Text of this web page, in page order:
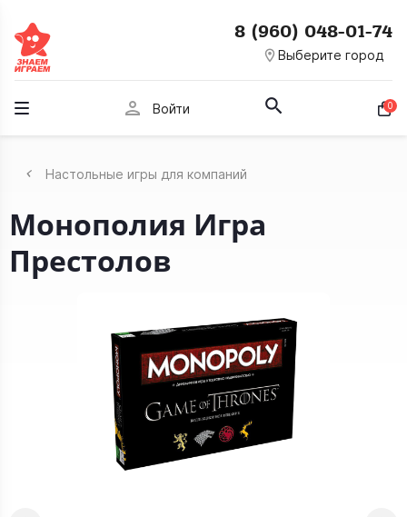
room Выберите город
8 (960) 048-01-74
person Войти 0
Настольные игры для компаний
Монополия Игра
Престолов